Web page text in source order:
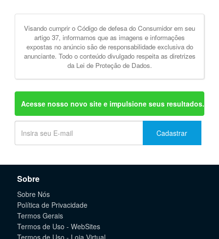
Visando cumprir o Código de defesa do Consumidor em seu
artigo 37, informamos que as imagens e informações
expostas no anúncio são de responsabilidade exclusiva do
anunciante. Todo o conteúdo divulgado respeita as diretrizes
da Lei de Proteção de Dados.
Acesse nosso novo site e impulsione seus resultados.
Cadastrar
Sobre
Sobre Nós
Política de Privacidade
Termos Gerais
Termos de Uso - WebSites
Termos de Uso - Loja Virtual